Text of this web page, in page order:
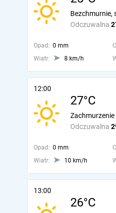
Odczuwalna
Bezchmurnie,
Opad: 0 mm
Wiatr:
8 km/h
12:00
27°C
Odczuwalna
Zachmurzenie
Opad: 0 mm
Wiatr:
10 km/h
13:00
26°C